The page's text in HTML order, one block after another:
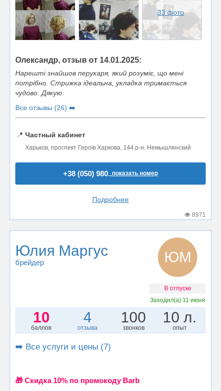
33 фото
Олександр, отзыв от 14.01.2025:
Нарешті знайшов перукаря, який розуміє, що мені
потрібно. Стрижка ідеальна, укладка тримається
чудово. Дякую.
Все отзывы (26) ➡️
📍 Частный кабинет
Харьков, проспект Героїв Харкова, 144 р-н. Немышлянский
+38 (050) 980..показать номер
Подробнее
8971
Юлия Маргус
брейдер ЮМ
В отпуске
Заходил(а) 11 июня
10
баллов
4
отзыва
100
звонков
10 л.
опыт
➡️ Все услуги и цены (7)
🎁 Cкидка 10% по промокоду Barb